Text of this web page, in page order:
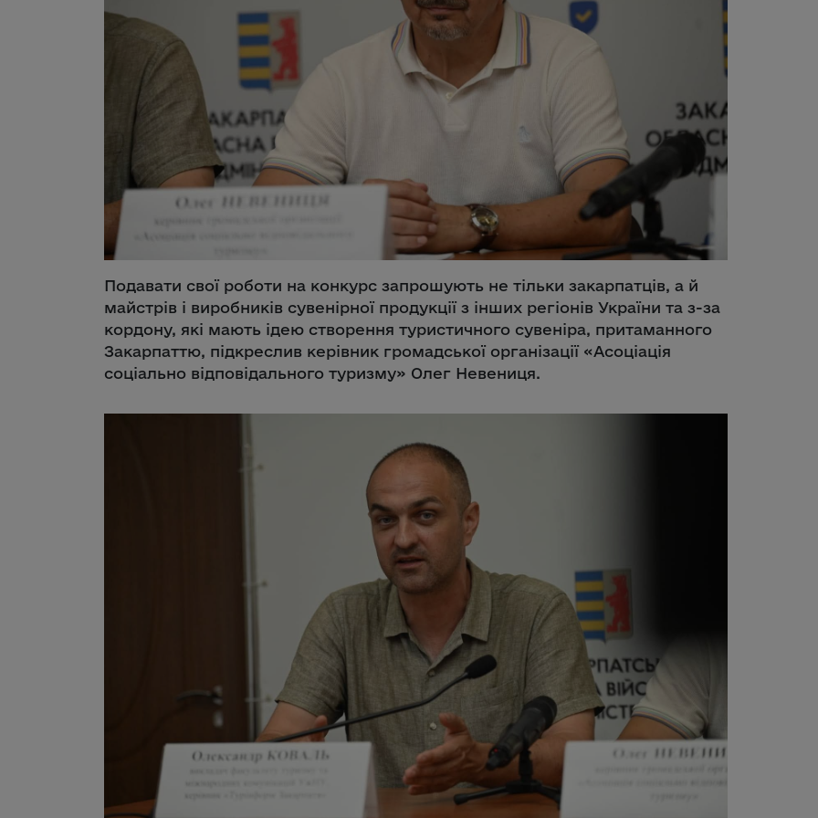
Подавати свої роботи на конкурс запрошують не тільки закарпатців, а й
майстрів і виробників сувенірної продукції з інших регіонів України та з-за
кордону, які мають ідею створення туристичного сувеніра, притаманного
Закарпаттю, підкреслив керівник громадської організації «Асоціація
соціально відповідального туризму» Олег Невениця.